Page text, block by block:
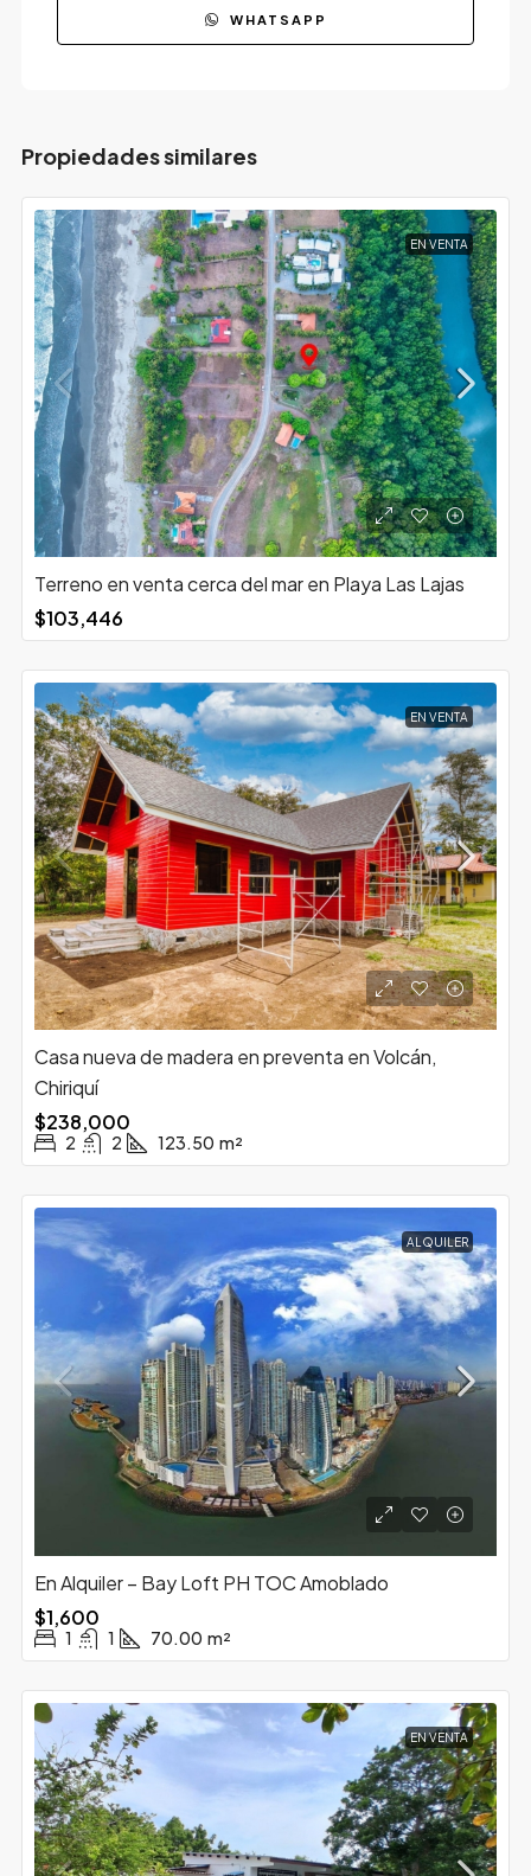
WHATSAPP
Propiedades similares
EN VENTA
Terreno en venta cerca del mar en Playa Las Lajas
$103,446
EN VENTA
Casa nueva de madera en preventa en Volcán,
Chiriquí
$238,000
2 2 123.50 m²
ALQUILER
En Alquiler – Bay Loft PH TOC Amoblado
$1,600
1 1 70.00 m²
EN VENTA